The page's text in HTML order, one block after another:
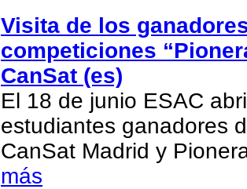
Visita de los
competiciones
CanSat (es)
El 18 de junio ESAC
estudiantes ganadores
CanSat Madrid y
más